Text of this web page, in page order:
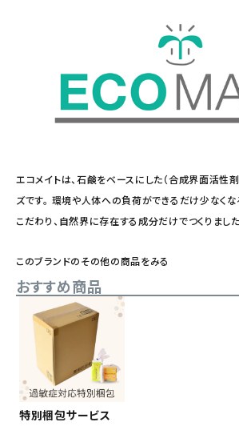
エコメイトは、石鹸をベースにした（合成界面活性
ズです。 環境や人体への負荷ができるだけ少なく
こだわり、自然界に存在する成分だけでつくりました
このブランドのその他の商品をみる
おすすめ商品
特別梱包サービス